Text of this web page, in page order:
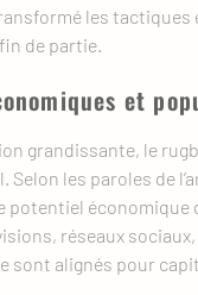
les tactiques
de partie.
et
grandissante, le
Selon les paroles de
potentiel économique
réseaux
sont alignés pour